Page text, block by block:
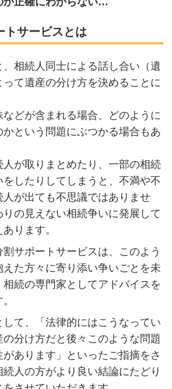
トサービスとは
相続人同士による話し合い（遺
て遺産の分け方を決めることに
どが含まれる場合、どのように
という問題にぶつかる場合もあ
人が取りまとめたり、一部の相続
をしたりしてしまうと、不満や不
が出ても不思議ではありませ
りの見えない相続争いに発展して
ります。
サポートサービスは、このよう
た方々に寄り添い争いごとを未
続の専門家としてアドバイスを
て、「法律的にはこうなってい
の分け方だと後々このような問題
あります」といったご指摘をさ
人の方がより良い結論にたどり